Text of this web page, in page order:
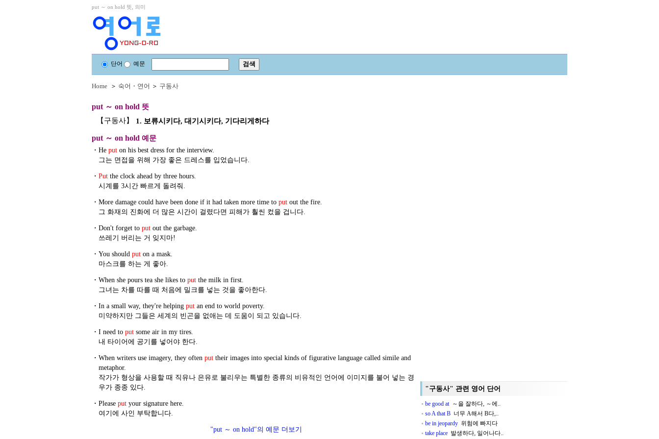
put ～ on hold 뜻, 의미
단어 예문
Home ＞ 숙어・연어 ＞ 구동사
put ～ on hold 뜻
【구동사】
1. 보류시키다, 대기시키다, 기다리게하다
put ～ on hold 예문
・ He put on his best dress for the interview.
그는 면접을 위해 가장 좋은 드레스를 입었습니다.
・ Put the clock ahead by three hours.
시계를 3시간 빠르게 돌려줘.
・ More damage could have been done if it had taken more time to put out the fire.
그 화재의 진화에 더 많은 시간이 걸렸다면 피해가 훨씬 컸을 겁니다.
・ Don't forget to put out the garbage.
쓰레기 버리는 거 잊지마!
・ You should put on a mask.
마스크를 하는 게 좋아.
・ When she pours tea she likes to put the milk in first.
그녀는 차를 따를 때 처음에 밀크를 넣는 것을 좋아한다.
・ In a small way, they're helping put an end to world poverty.
미약하지만 그들은 세계의 빈곤을 없애는 데 도움이 되고 있습니다.
・ I need to put some air in my tires.
내 타이어에 공기를 넣어야 한다.
・ When writers use imagery, they often put their images into special kinds of figurative language called simile and
metaphor.
작가가 형상을 사용할 때 직유나 은유로 불리우는 특별한 종류의 비유적인 언어에 이미지를 불어 넣는 경
우가 종종 있다.
・ Please put your signature here.
여기에 사인 부탁합니다.
"put ～ on hold"의 예문 더보기
"구동사" 관련 영어 단어
be good at～을 잘하다, ～에..
so A that B 너무 A해서 B다,..
be in jeopardy 위험에 빠지다
take place 발생하다, 일어나다..